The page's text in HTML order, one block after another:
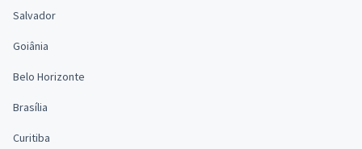
Salvador
Goiânia
Belo Horizonte
Brasília
Curitiba